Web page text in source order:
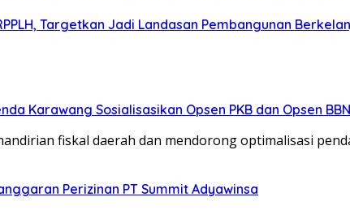
Targetkan Jadi Landasan Pembangunan
Karawang Sosialisasikan Opsen PKB dan Opsen
fiskal daerah dan mendorong optimalisasi
Perizinan PT Summit Adyawinsa